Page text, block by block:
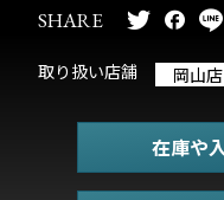
SHARE
取り扱い店舗 岡山店
在庫や